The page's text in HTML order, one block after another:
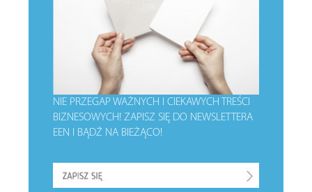
NIE PRZEGAP WAŻNYCH I CIEKAWYCH TREŚCI
BIZNESOWYCH!ZAPISZ SIĘ DO NEWSLETTERA
EEN I BĄDŹ NA BIEŻĄCO!